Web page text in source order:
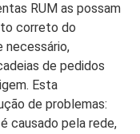
RUM as possam
correto do
necessário,
de pedidos
Esta
de problemas:
causado pela rede,